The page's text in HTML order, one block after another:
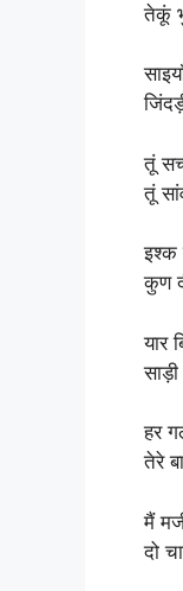
तेकूं
तूं
तूं
इश्क
कुण
यार
हर
तेरे
मैं
दो